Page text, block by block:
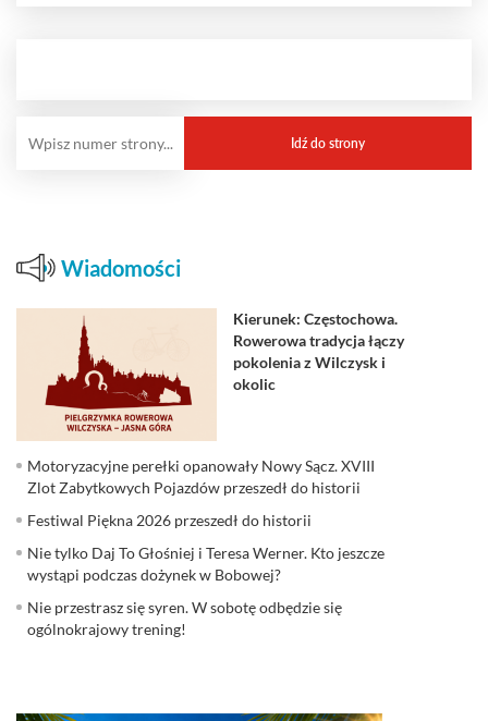
Wiadomości
Kierunek: Częstochowa.
Rowerowa tradycja łączy
pokolenia z Wilczysk i
okolic
Motoryzacyjne perełki opanowały Nowy Sącz. XVIII
Zlot Zabytkowych Pojazdów przeszedł do historii
Festiwal Piękna 2026 przeszedł do historii
Nie tylko Daj To Głośniej i Teresa Werner. Kto jeszcze
wystąpi podczas dożynek w Bobowej?
Nie przestrasz się syren. W sobotę odbędzie się
ogólnokrajowy trening!